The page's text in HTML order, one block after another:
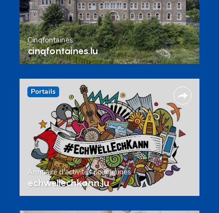
Cinqfontaines
cinqfontaines.lu
Portails
Annuaire d’activités pour jeunes
echwellechkann.lu